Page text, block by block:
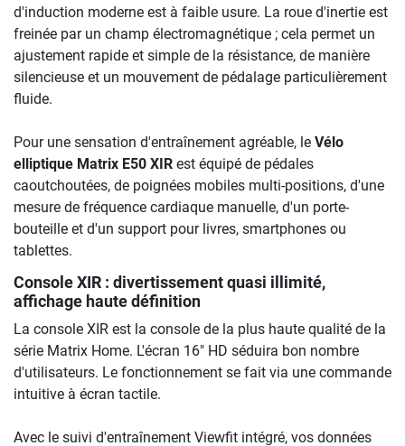
d'induction moderne est à faible usure. La roue d'inertie est
freinée par un champ électromagnétique ; cela permet un
ajustement rapide et simple de la résistance, de manière
silencieuse et un mouvement de pédalage particulièrement
fluide.
Pour une sensation d'entraînement agréable, le Vélo
elliptique Matrix E50 XIR est équipé de pédales
caoutchoutées, de poignées mobiles multi-positions, d'une
mesure de fréquence cardiaque manuelle, d'un porte-
bouteille et d'un support pour livres, smartphones ou
tablettes.
Console XIR : divertissement quasi illimité,
affichage haute définition
La console XIR est la console de la plus haute qualité de la
série Matrix Home. L'écran 16" HD séduira bon nombre
d'utilisateurs. Le fonctionnement se fait via une commande
intuitive à écran tactile.
Avec le suivi d'entraînement Viewfit intégré, vos données